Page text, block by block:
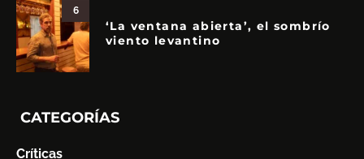
6
‘La ventana abierta’, el sombrío
viento levantino
CATEGORÍAS
Críticas